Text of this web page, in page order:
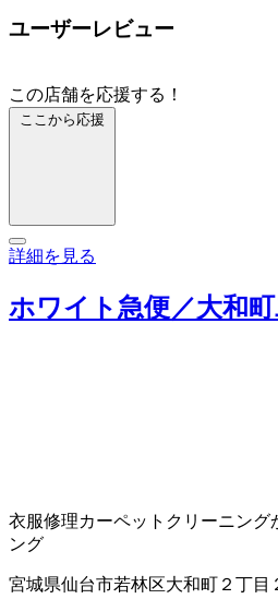
ユーザーレビュー
この店舗を応援する！
ここから応援
詳細を見る
ホワイト急便／大和
衣服修理カーペットクリーニング
ング
宮城県仙台市若林区大和町２丁目